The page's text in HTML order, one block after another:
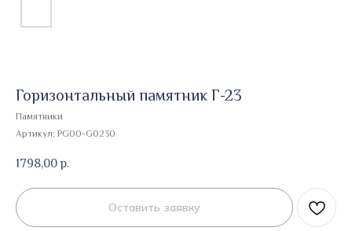
Горизонтальный памятник Г-23
Памятники
Артикул: PG00-G0230
1798,00 р.
Оставить заявку